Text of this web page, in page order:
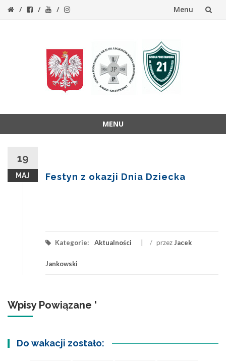
Menu
MENU
19
MAJ Festyn z okazji Dnia Dziecka
Kategorie: Aktualności / przezJacek
Jankowski
Wpisy Powiązane '
Do wakacji zostało: